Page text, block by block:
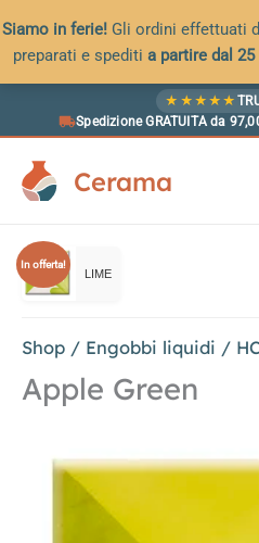
Siamo in ferie! Gli ordini effettuati
preparati e spediti a partire dal
★ ★ ★ ★ ★
Spedizione GRATUITA da
Cerama
In offerta!
LIME
Shop / Engobbi liquidi /
Apple Green